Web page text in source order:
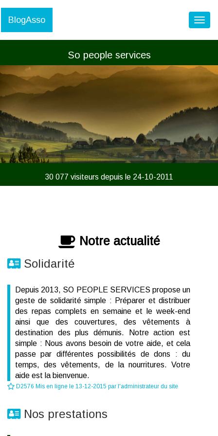
BlogAsso
So people services
30 077 visiteurs depuis le 24-10-2011
Notre actualité
Solidarité
Depuis 2013, SO PEOPLE SERVICES propose un
geste de solidarité simple : Préparer et distribuer
des repas complets en semaine et le week-end
ainsi que des couvertures, des vêtements à
destination des plus démunis. Notre action est
simple : Nous avons besoin de votre aide, et cela
passe par différentes possibilités de dons : du
temps, des vêtements, de la nourritures. Votre
aide est la bienvenue.
D2576 Mis en ligne le 13-12-2015 par l'administrateur du site
Nos prestations